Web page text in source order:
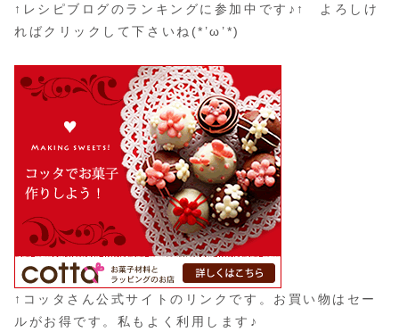
↑レシピブログのランキングに参加中です♪↑ よろしけ
ればクリックして下さいね(*’ω’*)
↑コッタさん公式サイトのリンクです。お買い物はセー
ルがお得です。私もよく利用します♪